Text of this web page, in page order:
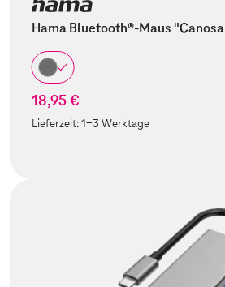
Hama Bluetooth®-Maus
18,95 €
Lieferzeit:1-3 Werktage